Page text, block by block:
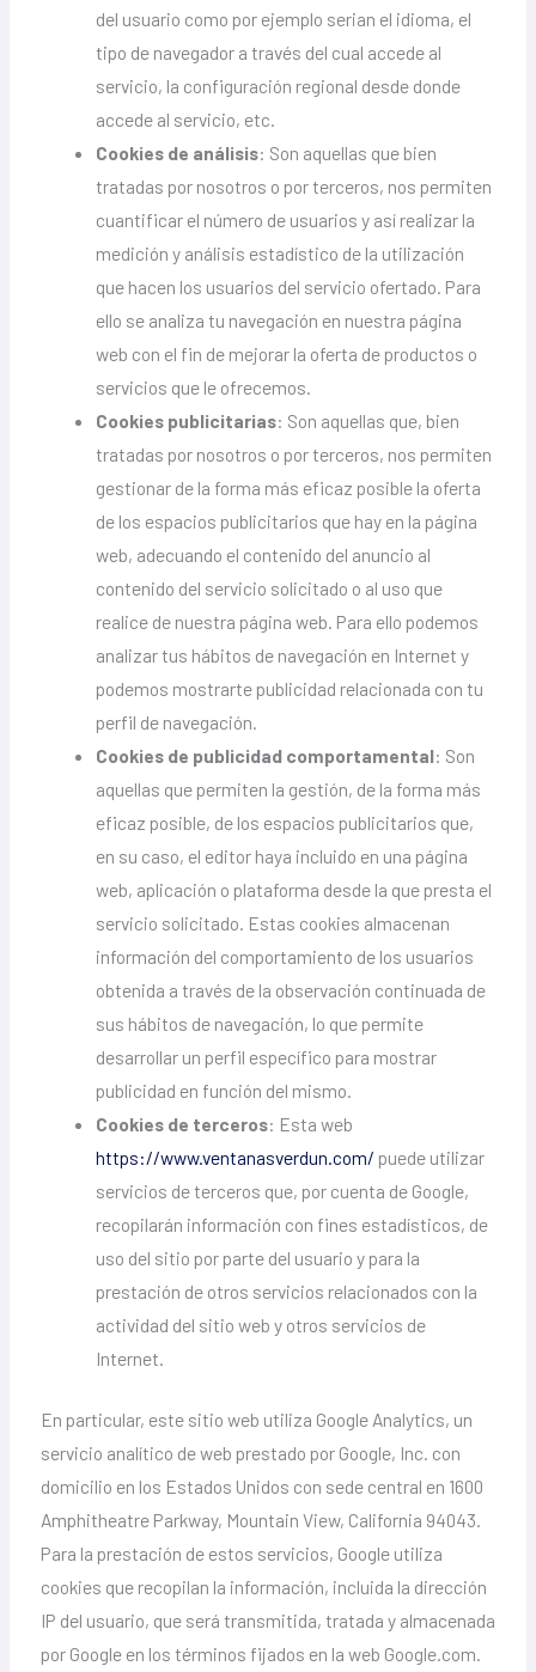
del usuario como por ejemplo serian el idioma, el
tipo de navegador a través del cual accede al
servicio, la configuración regional desde donde
accede al servicio, etc.
Cookies de análisis: Son aquellas que bien
tratadas por nosotros o por terceros, nos permiten
cuantificar el número de usuarios y así realizar la
medición y análisis estadístico de la utilización
que hacen los usuarios del servicio ofertado. Para
ello se analiza tu navegación en nuestra página
web con el fin de mejorar la oferta de productos o
servicios que le ofrecemos.
Cookies publicitarias: Son aquellas que, bien
tratadas por nosotros o por terceros, nos permiten
gestionar de la forma más eficaz posible la oferta
de los espacios publicitarios que hay en la página
web, adecuando el contenido del anuncio al
contenido del servicio solicitado o al uso que
realice de nuestra página web. Para ello podemos
analizar tus hábitos de navegación en Internet y
podemos mostrarte publicidad relacionada con tu
perfil de navegación.
Cookies de publicidad comportamental: Son
aquellas que permiten la gestión, de la forma más
eficaz posible, de los espacios publicitarios que,
en su caso, el editor haya incluido en una página
web, aplicación o plataforma desde la que presta el
servicio solicitado. Estas cookies almacenan
información del comportamiento de los usuarios
obtenida a través de la observación continuada de
sus hábitos de navegación, lo que permite
desarrollar un perfil específico para mostrar
publicidad en función del mismo.
Cookies de terceros: Esta web
https://www.ventanasverdun.com/ puede utilizar
servicios de terceros que, por cuenta de Google,
recopilarán información con fines estadísticos, de
uso del sitio por parte del usuario y para la
prestación de otros servicios relacionados con la
actividad del sitio web y otros servicios de
Internet.
En particular, este sitio web utiliza Google Analytics, un
servicio analítico de web prestado por Google, Inc. con
domicilio en los Estados Unidos con sede central en 1600
Amphitheatre Parkway, Mountain View, California 94043.
Para la prestación de estos servicios, Google utiliza
cookies que recopilan la información, incluida la dirección
IP del usuario, que será transmitida, tratada y almacenada
por Google en los términos fijados en la web Google.com.